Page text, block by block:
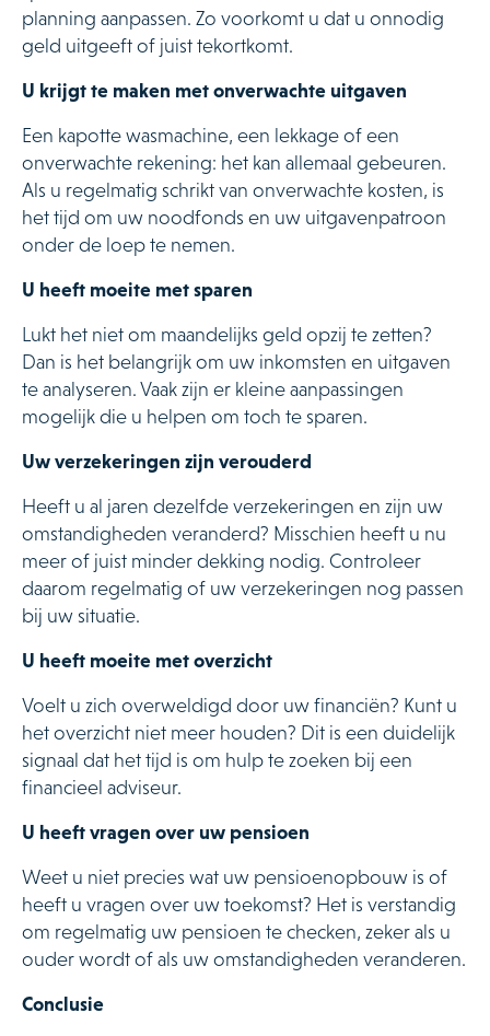
planning aanpassen. Zo voorkomt u dat u onnodig
geld uitgeeft of juist tekortkomt.
U krijgt te maken met onverwachte uitgaven
Een kapotte wasmachine, een lekkage of een
onverwachte rekening: het kan allemaal gebeuren.
Als u regelmatig schrikt van onverwachte kosten, is
het tijd om uw noodfonds en uw uitgavenpatroon
onder de loep te nemen.
U heeft moeite met sparen
Lukt het niet om maandelijks geld opzij te zetten?
Dan is het belangrijk om uw inkomsten en uitgaven
te analyseren. Vaak zijn er kleine aanpassingen
mogelijk die u helpen om toch te sparen.
Uw verzekeringen zijn verouderd
Heeft u al jaren dezelfde verzekeringen en zijn uw
omstandigheden veranderd? Misschien heeft u nu
meer of juist minder dekking nodig. Controleer
daarom regelmatig of uw verzekeringen nog passen
bij uw situatie.
U heeft moeite met overzicht
Voelt u zich overweldigd door uw financiën? Kunt u
het overzicht niet meer houden? Dit is een duidelijk
signaal dat het tijd is om hulp te zoeken bij een
financieel adviseur.
U heeft vragen over uw pensioen
Weet u niet precies wat uw pensioenopbouw is of
heeft u vragen over uw toekomst? Het is verstandig
om regelmatig uw pensioen te checken, zeker als u
ouder wordt of als uw omstandigheden veranderen.
Conclusie